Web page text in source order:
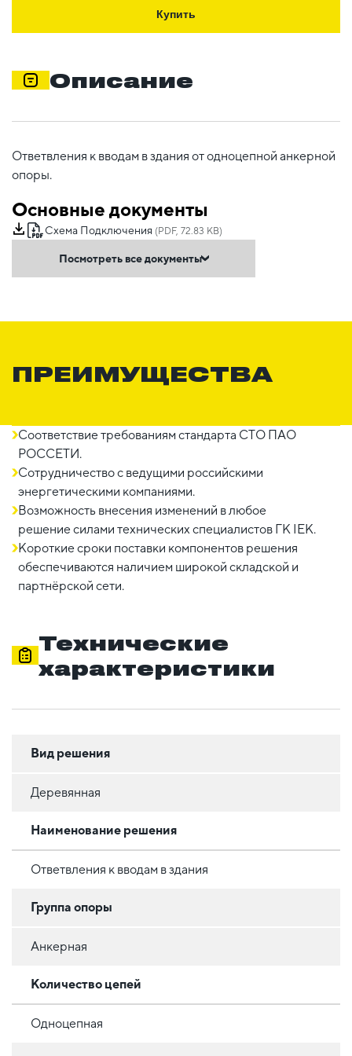
Купить
Описание
Ответвления к вводам в здания от одноцепной анкерной
опоры.
Основные документы
Схема Подключения (PDF, 72.83 KB)
Посмотреть все документы
ПРЕИМУЩЕСТВА
Соответствие требованиям стандарта СТО ПАО
РОССЕТИ.
Сотрудничество с ведущими российскими
энергетическими компаниями.
Возможность внесения изменений в любое
решение силами технических специалистов ГК IEK.
Короткие сроки поставки компонентов решения
обеспечиваются наличием широкой складской и
партнёрской сети.
Технические
характеристики
Вид решения
Деревянная
Наименование решения
Ответвления к вводам в здания
Группа опоры
Анкерная
Количество цепей
Одноцепная